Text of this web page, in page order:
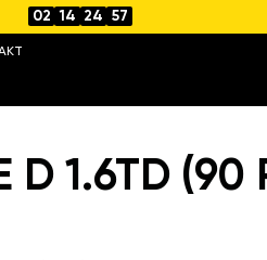
02 14 24 56
D 1.6TD (90